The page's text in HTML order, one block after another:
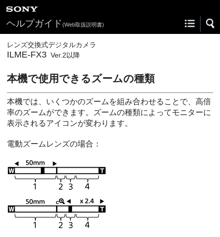
ヘルプガイド(Web取扱説明書)
レンズ交換式デジタルカメラ
ILME-FX3 Ver.2以降
本機で使用できるズームの種類
本機では、いくつかのズームを組み合わせることで、高倍
率のズームができます。ズームの種類によってモニターに
表示されるアイコンが変わります。
電動ズームレンズの場合：